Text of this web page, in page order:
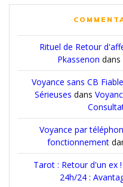
Rituel de Retour
Pkassenon dans
Voyance sans CB
Sérieuses dans
Voyance par
fonctionnement
Tarot : Retour d'un ex !
24h/24 :